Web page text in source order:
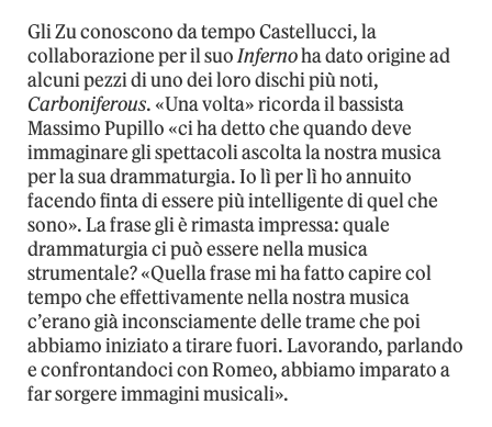
Gli Zu conoscono da tempo Castellucci, la
collaborazione per il suoInfernoha dato origine ad
alcuni pezzi di uno dei loro dischi più noti,
Carboniferous. «Una volta» ricorda il bassista
Massimo Pupillo «ci ha detto che quando deve
immaginare gli spettacoli ascolta la nostra musica
per la sua drammaturgia. Io lì per lì ho annuito
facendo finta di essere più intelligente di quel che
sono». La frase gli è rimasta impressa: quale
drammaturgia ci può essere nella musica
strumentale? «Quella frase mi ha fatto capire col
tempo che effettivamente nella nostra musica
c’erano già inconsciamente delle trame che poi
abbiamo iniziato a tirare fuori. Lavorando, parlando
e confrontandoci con Romeo, abbiamo imparato a
far sorgere immagini musicali».